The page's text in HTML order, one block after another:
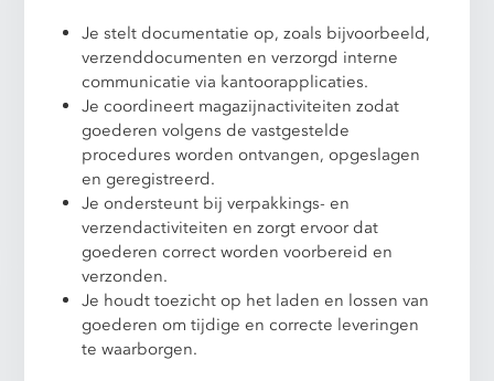
Je stelt documentatie op, zoals bijvoorbeeld,
verzenddocumenten en verzorgd interne
communicatie via kantoorapplicaties.
Je coordineert magazijnactiviteiten zodat
goederen volgens de vastgestelde
procedures worden ontvangen, opgeslagen
en geregistreerd.
Je ondersteunt bij verpakkings- en
verzendactiviteiten en zorgt ervoor dat
goederen correct worden voorbereid en
verzonden.
Je houdt toezicht op het laden en lossen van
goederen om tijdige en correcte leveringen
te waarborgen.